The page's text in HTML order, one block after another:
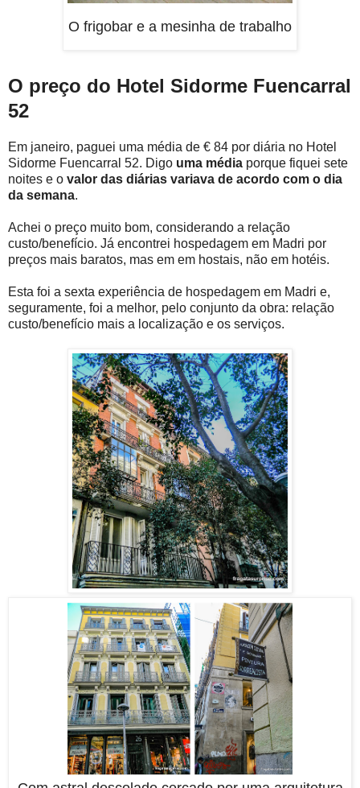
O frigobar e a mesinha de trabalho
O preço do Hotel Sidorme Fuencarral
52
Em janeiro, paguei uma média de € 84 por diária no Hotel
Sidorme Fuencarral 52. Digo uma média porque fiquei sete
noites e o valor das diárias variava de acordo com o dia
da semana.
Achei o preço muito bom, considerando a relação
custo/benefício. Já encontrei hospedagem em Madri por
preços mais baratos, mas em em hostais, não em hotéis.
Esta foi a sexta experiência de hospedagem em Madri e,
seguramente, foi a melhor, pelo conjunto da obra: relação
custo/benefício mais a localização e os serviços.